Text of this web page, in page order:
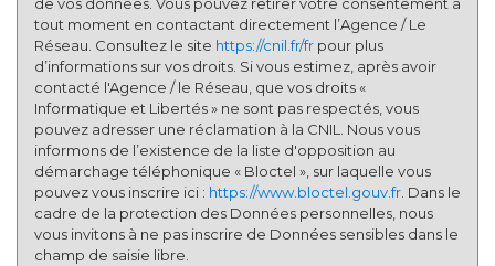
de vos données. Vous pouvez retirer votre consentement à
tout moment en contactant directement l’Agence / Le
Réseau. Consultez le site https://cnil.fr/fr pour plus
d’informations sur vos droits. Si vous estimez, après avoir
contacté l'Agence / le Réseau, que vos droits «
Informatique et Libertés » ne sont pas respectés, vous
pouvez adresser une réclamation à la CNIL. Nous vous
informons de l’existence de la liste d'opposition au
démarchage téléphonique « Bloctel », sur laquelle vous
pouvez vous inscrire ici : https://www.bloctel.gouv.fr. Dans le
cadre de la protection des Données personnelles, nous
vous invitons à ne pas inscrire de Données sensibles dans le
champ de saisie libre.